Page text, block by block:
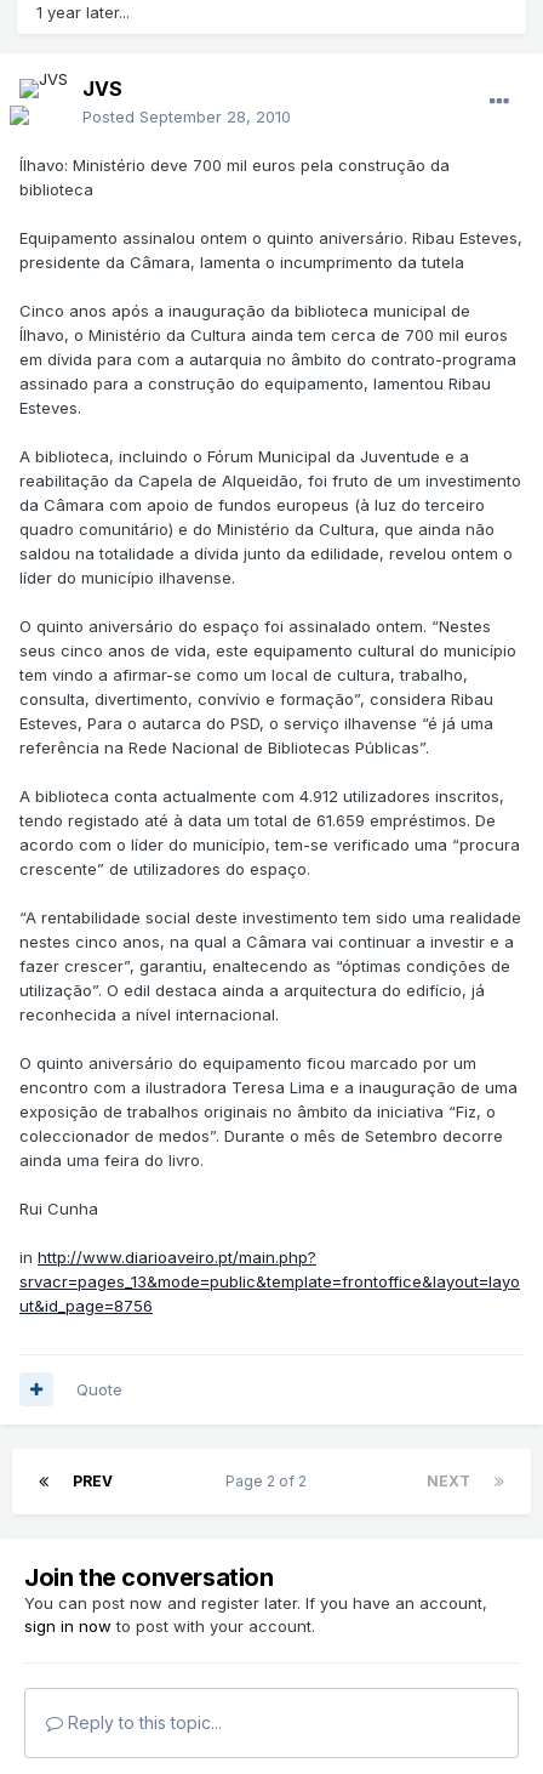
1 year later...
JVS
Posted September 28, 2010
Ílhavo: Ministério deve 700 mil euros pela construção da
biblioteca
Equipamento assinalou ontem o quinto aniversário. Ribau Esteves,
presidente da Câmara, lamenta o incumprimento da tutela
Cinco anos após a inauguração da biblioteca municipal de
Ílhavo, o Ministério da Cultura ainda tem cerca de 700 mil euros
em dívida para com a autarquia no âmbito do contrato-programa
assinado para a construção do equipamento, lamentou Ribau
Esteves.
A biblioteca, incluindo o Fórum Municipal da Juventude e a
reabilitação da Capela de Alqueidão, foi fruto de um investimento
da Câmara com apoio de fundos europeus (à luz do terceiro
quadro comunitário) e do Ministério da Cultura, que ainda não
saldou na totalidade a dívida junto da edilidade, revelou ontem o
líder do município ilhavense.
O quinto aniversário do espaço foi assinalado ontem. “Nestes
seus cinco anos de vida, este equipamento cultural do município
tem vindo a afirmar-se como um local de cultura, trabalho,
consulta, divertimento, convívio e formação”, considera Ribau
Esteves, Para o autarca do PSD, o serviço ilhavense “é já uma
referência na Rede Nacional de Bibliotecas Públicas”.
A biblioteca conta actualmente com 4.912 utilizadores inscritos,
tendo registado até à data um total de 61.659 empréstimos. De
acordo com o líder do município, tem-se verificado uma “procura
crescente” de utilizadores do espaço.
“A rentabilidade social deste investimento tem sido uma realidade
nestes cinco anos, na qual a Câmara vai continuar a investir e a
fazer crescer”, garantiu, enaltecendo as “óptimas condições de
utilização”. O edil destaca ainda a arquitectura do edifício, já
reconhecida a nível internacional.
O quinto aniversário do equipamento ficou marcado por um
encontro com a ilustradora Teresa Lima e a inauguração de uma
exposição de trabalhos originais no âmbito da iniciativa “Fiz, o
coleccionador de medos”. Durante o mês de Setembro decorre
ainda uma feira do livro.
Rui Cunha
in http://www.diarioaveiro.pt/main.php?
srvacr=pages_13&mode=public&template=frontoffice&layout=layo
ut&id_page=8756
Quote
PREV NEXT
Page 2 of 2
Join the conversation
You can post now and register later. If you have an account,
sign in now to post with your account.
Reply to this topic...